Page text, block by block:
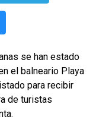
se han estado
el balneario Playa
para recibir
de turistas